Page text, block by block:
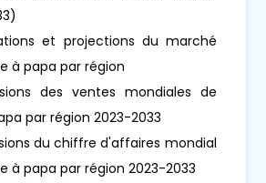
et projections du marché
à papa par région
des ventes mondiales de
par région 2023-2033
du chiffre d'affaires mondial
à papa par région 2023-2033